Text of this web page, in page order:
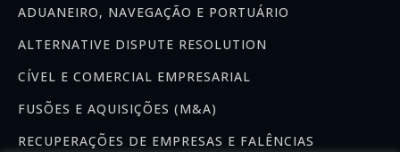
ADUANEIRO, NAVEGAÇÃO E PORTUÁRIO
ALTERNATIVE DISPUTE RESOLUTION
CÍVEL E COMERCIAL EMPRESARIAL
FUSÕES E AQUISIÇÕES (M&A)
RECUPERAÇÕES DE EMPRESAS E FALÊNCIAS